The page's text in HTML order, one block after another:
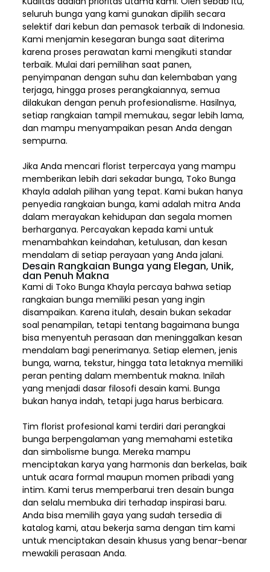
seluruh bunga yang kami gunakan dipilih secara
selektif dari kebun dan pemasok terbaik di Indonesia.
Kami menjamin kesegaran bunga saat diterima
karena proses perawatan kami mengikuti standar
terbaik. Mulai dari pemilihan saat panen,
penyimpanan dengan suhu dan kelembaban yang
terjaga, hingga proses perangkaiannya, semua
dilakukan dengan penuh profesionalisme. Hasilnya,
setiap rangkaian tampil memukau, segar lebih lama,
dan mampu menyampaikan pesan Anda dengan
sempurna.
Jika Anda mencari florist terpercaya yang mampu
memberikan lebih dari sekadar bunga, Toko Bunga
Khayla adalah pilihan yang tepat. Kami bukan hanya
penyedia rangkaian bunga, kami adalah mitra Anda
dalam merayakan kehidupan dan segala momen
berharganya. Percayakan kepada kami untuk
menambahkan keindahan, ketulusan, dan kesan
mendalam di setiap perayaan yang Anda jalani.
Desain Rangkaian Bunga yang Elegan, Unik,
dan Penuh Makna
Kami di Toko Bunga Khayla percaya bahwa setiap
rangkaian bunga memiliki pesan yang ingin
disampaikan. Karena itulah, desain bukan sekadar
soal penampilan, tetapi tentang bagaimana bunga
bisa menyentuh perasaan dan meninggalkan kesan
mendalam bagi penerimanya. Setiap elemen, jenis
bunga, warna, tekstur, hingga tata letaknya memiliki
peran penting dalam membentuk makna. Inilah
yang menjadi dasar filosofi desain kami. Bunga
bukan hanya indah, tetapi juga harus berbicara.
Tim florist profesional kami terdiri dari perangkai
bunga berpengalaman yang memahami estetika
dan simbolisme bunga. Mereka mampu
menciptakan karya yang harmonis dan berkelas, baik
untuk acara formal maupun momen pribadi yang
intim. Kami terus memperbarui tren desain bunga
dan selalu membuka diri terhadap inspirasi baru.
Anda bisa memilih gaya yang sudah tersedia di
katalog kami, atau bekerja sama dengan tim kami
untuk menciptakan desain khusus yang benar-benar
mewakili perasaan Anda.